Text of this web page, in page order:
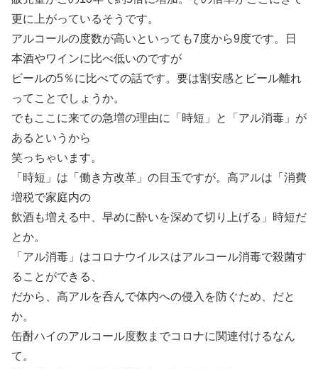
更に上がっているそうです。
アルコールの度数が高いといっても7度から9度です。日
本酒やワインに比べ低いのですが
ビールの5％に比べての話です。要は割安感とビール離れ
ってことでしょうか。
でもここに来ての急増の理由に「時短」と「アル消毒」が
あるというから
笑っちゃいます。
「時短」は「働き方改革」の目玉ですが。高アルは「消費
増税で家庭内の
飲酒も増える中、早めに酔いを深めて切り上げる」時短だ
とか。
「アル消毒」はコロナウイルスはアルコール消毒で殺菌す
ることができる、
だから、高アルを呑んで体内への侵入を防ぐため、だと
か。
缶酎ハイのアルコール度数までコロナに関連付けるなん
て。